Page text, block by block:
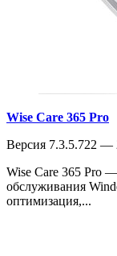
Wise Care 365 Pro
Версия 7.3.5.722
Wise Care 365 Pro
обслуживания
оптимизация,...